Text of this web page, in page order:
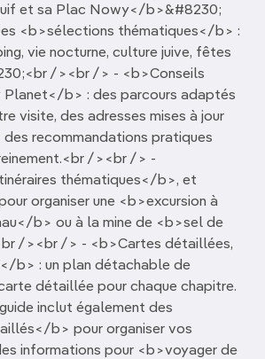
et sa Plac Nowy</b>&#8230;
<b>sélections thématiques</b> :
vie nocturne, culture juive, fêtes
/><br /> - <b>Conseils
Planet</b> : des parcours adaptés
visite, des adresses mises à jour
des recommandations pratiques
/><br /> -
thématiques</b>, et
organiser une <b>excursion à
b> ou à la mine de <b>sel de
/><br /> - <b>Cartes détaillées,
b> : un plan détachable de
détaillée pour chaque chapitre.
inclut également des
b> pour organiser vos
informations pour <b>voyager de